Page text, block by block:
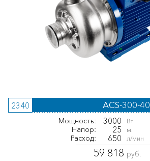
2340 ACS-300-40
Мощность: 3000 Вт
Напор: 25 м.
Расход: 650 л/мин
59 818 руб.